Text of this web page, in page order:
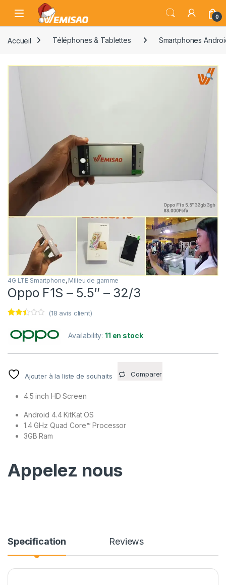
Skip to navigation
Skip to content
Open 0
Accueil Téléphones & Tablettes Smartphones
4G LTE Smartphone, Milieu de gamme
Oppo F1S – 5.5″ – 32/3
2.39
sur
ons
client
(18 avis client)
Availability:11 en stock
Ajouter à la liste de souhaits Comparer
4.5 inch HD Screen
Android 4.4 KitKat OS
1.4 GHz Quad Core™ Processor
3GB Ram
Appelez nous
Specification Reviews